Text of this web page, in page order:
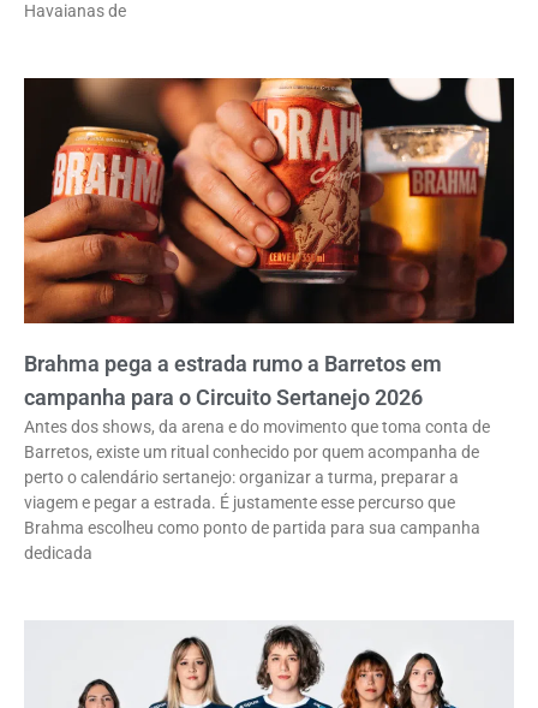
Havaianas de
Brahma pega a estrada rumo a Barretos em
campanha para o Circuito Sertanejo 2026
Antes dos shows, da arena e do movimento que toma conta de
Barretos, existe um ritual conhecido por quem acompanha de
perto o calendário sertanejo: organizar a turma, preparar a
viagem e pegar a estrada. É justamente esse percurso que
Brahma escolheu como ponto de partida para sua campanha
dedicada